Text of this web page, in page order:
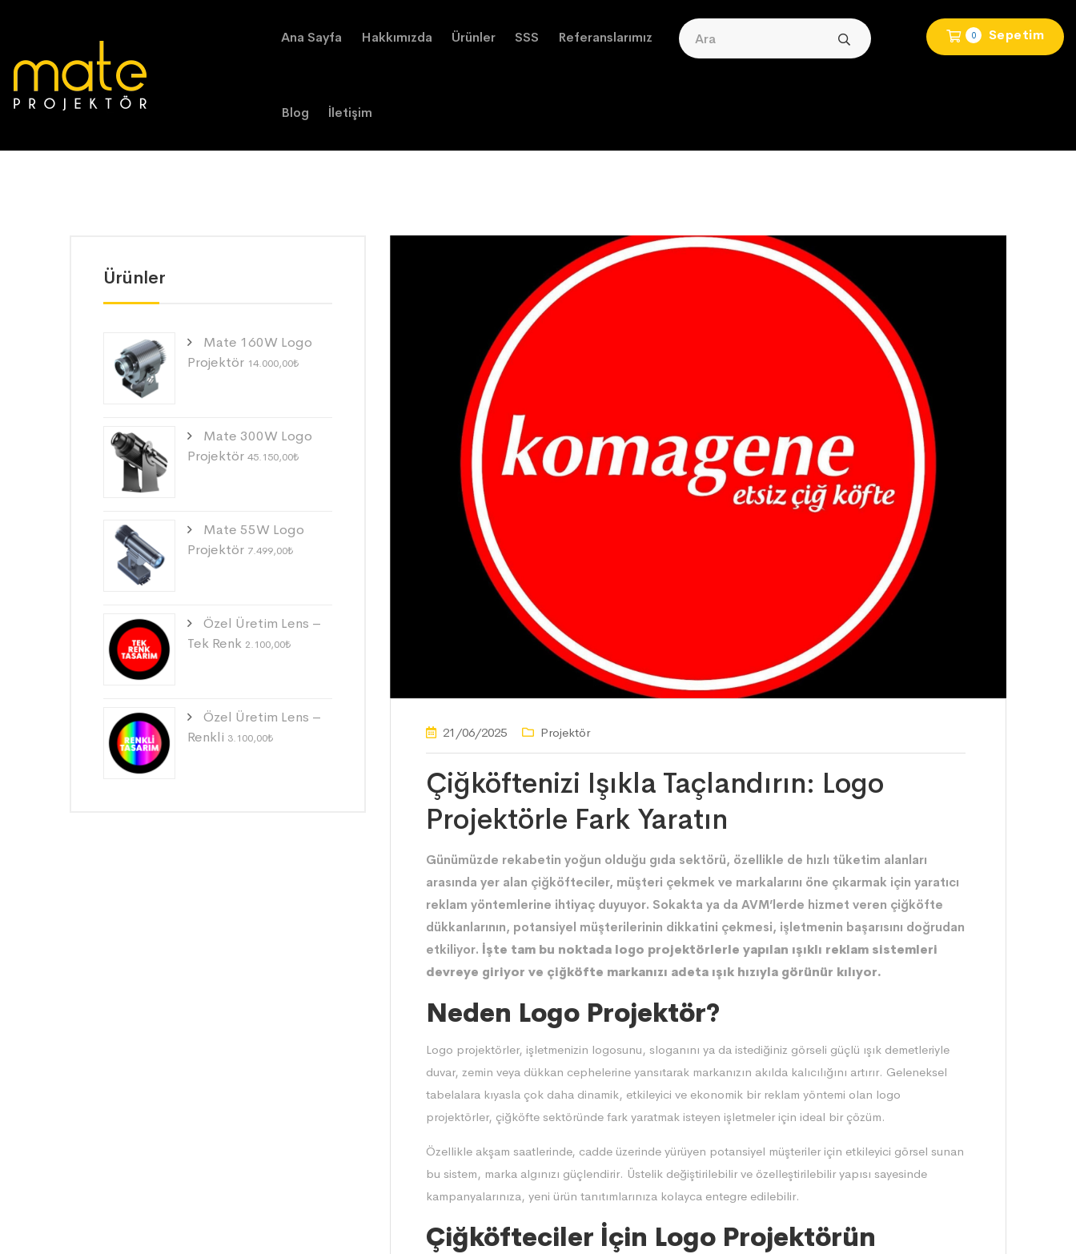
0 Sepetim
Ana Sayfa Hakkımızda Ürünler SSS Referanslarımız
Blog İletişim
Ürünler
Mate 160W Logo
Projektör 14.000,00₺
Mate 300W Logo
Projektör 45.150,00₺
Mate 55W Logo
Projektör 7.499,00₺
Özel Üretim Lens –
Tek Renk 2.100,00₺
Özel Üretim Lens –
Renkli 3.100,00₺ 21/06/2025 Projektör
Çiğköftenizi Işıkla Taçlandırın: Logo
Projektörle Fark Yaratın
Günümüzde rekabetin yoğun olduğu gıda sektörü, özellikle de hızlı tüketim alanları
arasında yer alan çiğköfteciler, müşteri çekmek ve markalarını öne çıkarmak için yaratıcı
reklam yöntemlerine ihtiyaç duyuyor. Sokakta ya da AVM’lerde hizmet veren çiğköfte
dükkanlarının, potansiyel müşterilerinin dikkatini çekmesi, işletmenin başarısını doğrudan
etkiliyor. İşte tam bu noktada logo projektörlerle yapılan ışıklı reklam sistemleri
devreye giriyor ve çiğköfte markanızı adeta ışık hızıyla görünür kılıyor.
Neden Logo Projektör?
Logo projektörler, işletmenizin logosunu, sloganını ya da istediğiniz görseli güçlü ışık demetleriyle
duvar, zemin veya dükkan cephelerine yansıtarak markanızın akılda kalıcılığını artırır. Geleneksel
tabelalara kıyasla çok daha dinamik, etkileyici ve ekonomik bir reklam yöntemi olan logo
projektörler, çiğköfte sektöründe fark yaratmak isteyen işletmeler için ideal bir çözüm.
Özellikle akşam saatlerinde, cadde üzerinde yürüyen potansiyel müşteriler için etkileyici görsel sunan
bu sistem, marka algınızı güçlendirir. Üstelik değiştirilebilir ve özelleştirilebilir yapısı sayesinde
kampanyalarınıza, yeni ürün tanıtımlarınıza kolayca entegre edilebilir.
Çiğköfteciler İçin Logo Projektörün